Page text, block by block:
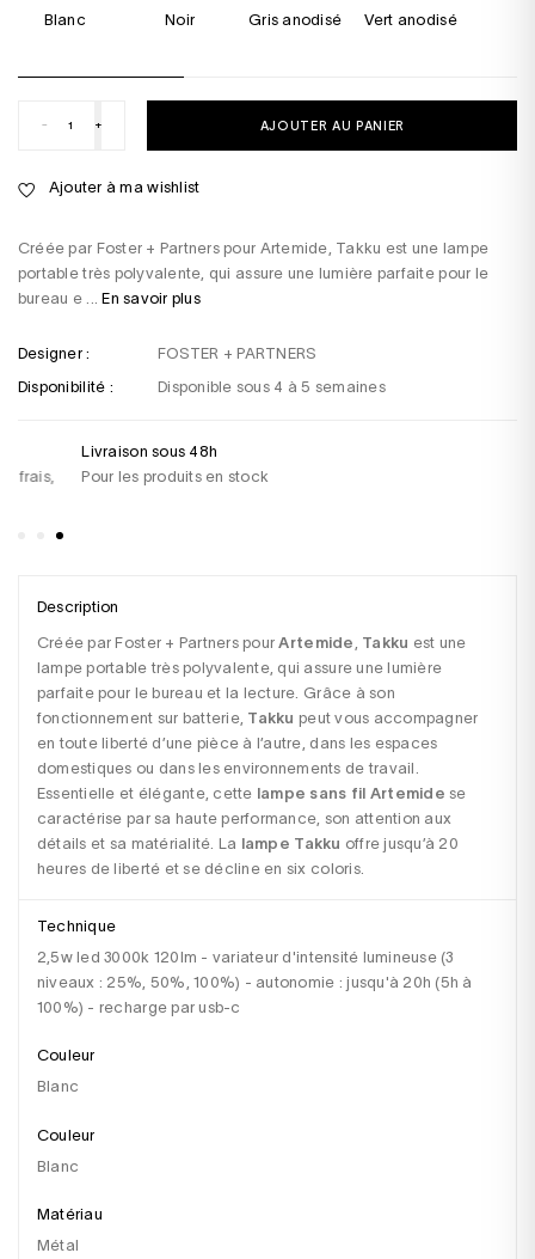
Créée par Foster + Partners pour Artemide, Takku est une lampe
portable très polyvalente, qui assure une lumière parfaite pour le
bureau e ...En savoir plus
Blanc Noir Gris anodisé Vert anodisé
Designer :
FOSTER + PARTNERS
Disponibilité :
Disponible sous 4 à 5 semaines
- + AJOUTER AU PANIER
Livraison sous 48h
Pour les produits en stock
Ajouter à ma wishlist
Description
Créée par Foster + Partners pour Artemide Takku est une
lampe portable très polyvalente, qui assure une lumière
parfaite pour le bureau et la lecture. Grâce à son
fonctionnement sur batterie, Takku peut vous accompagner
en toute liberté d’une pièce à l’autre, dans les espaces
domestiques ou dans les environnements de travail.
Essentielle et élégante, cette lampe sans fil Artemide se
caractérise par sa haute performance, son attention aux
détails et sa matérialité. La lampe Takku offre jusqu’à 20
heures de liberté et se décline en six coloris.
Technique
2,5w led 3000k 120lm - variateur d'intensité lumineuse (3
niveaux : 25%, 50%, 100%) - autonomie : jusqu'à 20h (5h à
100%) - recharge par usb-c
Couleur
Blanc
Couleur
blanc
Matériau
métal